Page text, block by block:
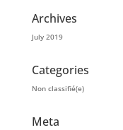
Archives
July 2019
Categories
Non classifié(e)
Meta